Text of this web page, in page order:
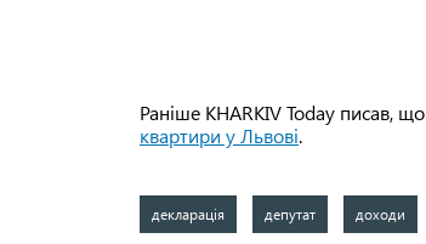
Раніше KHARKIV Today писав, що
квартири у Львові.
декларація депутат доходи